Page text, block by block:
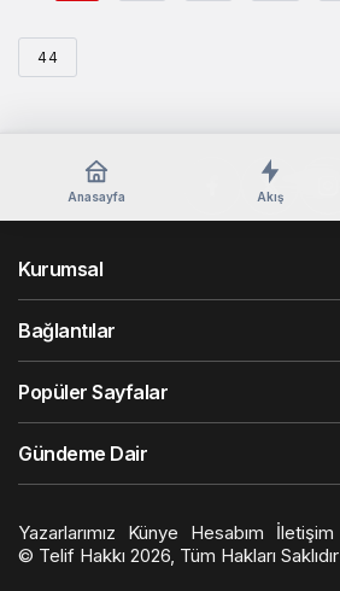
44
Anasayfa Akış
Kurumsal
Bağlantılar
Popüler Sayfalar
Gündeme Dair
Yazarlarımız Künye Hesabım
İletişim
© Telif Hakkı 2026, Tüm Hakları Saklıdır